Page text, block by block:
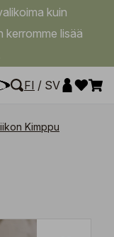
kuin
kerromme lisää
FI / SV
Kimppu